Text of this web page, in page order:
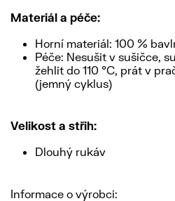
Materiál a péče:
Horní materiál: 100 %
Péče: Nesušit v sušičce,
žehlit do 110 °C, prát v
(jemný cyklus)
Velikost a střih:
Dlouhý rukáv
Informace o výrobci: